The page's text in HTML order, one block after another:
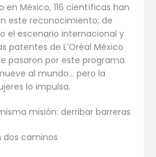
en México, 116 científicas han
este reconocimiento; de
el escenario internacional y
patentes de L’Oréal México
pasaron por este programa.
al mundo… pero la
lo impulsa.
misión: derribar barreras
dos caminos